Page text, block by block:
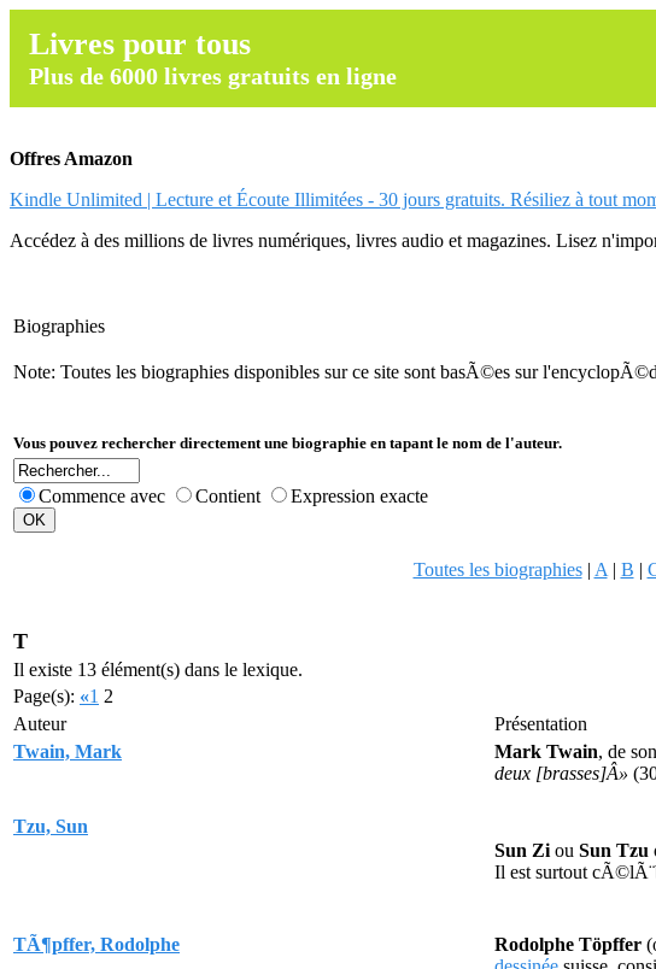
Livres pour tous
Plus de 6000 livres gratuits en ligne
Offres Amazon
Kindle Unlimited | Lecture et Écoute Illimitées - 30 jours gratuits. Résiliez à tout
Accédez à des millions de livres numériques, livres audio et magazines. Lisez
Biographies
Note: Toutes les biographies disponibles sur ce site sont basÃ©es sur
Vous pouvez rechercher directement une biographie en tapant le nom de l'auteur.
Commence avec Contient Expression exacte
Toutes les biographies| A | B |
T
Il existe 13 élément(s) dans le lexique.
Page(s): «1 2
Auteur
Présentation
Twain, Mark
Mark Twain, de
deux [brasses]Â»
Tzu, Sun
Sun Zi ou Sun Tzu
Il est surtout
TÃ¶pffer, Rodolphe Rodolphe Töpffer